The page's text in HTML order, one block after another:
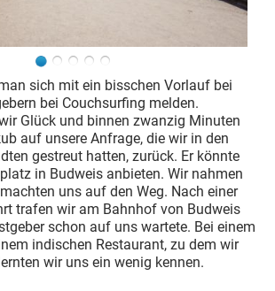
sich mit ein bisschen Vorlauf bei
bei Couchsurfing melden.
Glück und binnen zwanzig Minuten
auf unsere Anfrage, die wir in den
gestreut hatten, zurück. Er könnte
in Budweis anbieten. Wir nahmen
uns auf den Weg. Nach einer
trafen wir am Bahnhof von Budweis
schon auf uns wartete. Bei einem
indischen Restaurant, zu dem wir
wir uns ein wenig kennen.